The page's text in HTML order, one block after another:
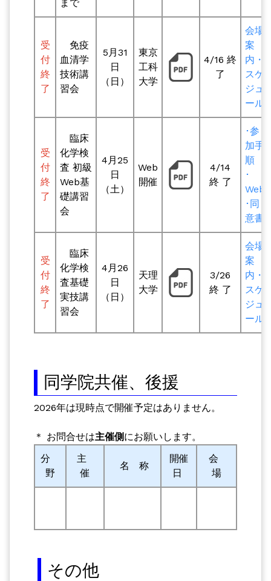
まで
受
付
終
了
免疫
血清学
技術講
習会
5月31
日
（日）
東京
工科
大学
4/16 終
了
会場
案
内・
スケ
ジュ
ール
受
付
終
了
臨床
化学検
査 初級
Web基
礎講習
会
4月25
日
（土）
Web
開催
4/14
終 了
･参
加手
順
･
Web
･同
意書
受
付
終
了
臨床
化学検
査基礎
実技講
習会
4月26
日
（日）
天理
大学
3/26
終 了
会場
案
内・
スケ
ジュ
ール
同学院共催、後援
2026年は現時点で開催予定はありません。
＊ お問合せは主催側にお願いします。
分
野
主
催
名 称
開催
日
会
場
その他